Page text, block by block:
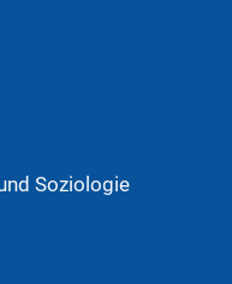
Soziologie